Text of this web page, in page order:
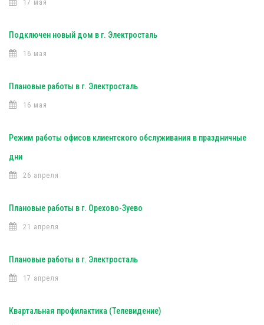
17 мая
Подключен новый дом в г. Электросталь
16 мая
Плановые работы в г. Электросталь
16 мая
Режим работы офисов клиентского обслуживания в праздничные
дни
26 апреля
Плановые работы в г. Орехово-Зуево
21 апреля
Плановые работы в г. Электросталь
17 апреля
Квартальная профилактика (Телевидение)